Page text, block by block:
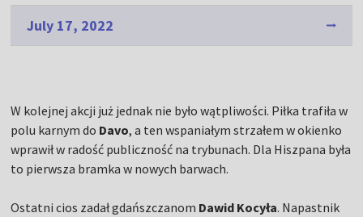
July 17, 2022
W kolejnej akcji już jednak nie było wątpliwości. Piłka trafiła w
polu karnym do Davo, a ten wspaniałym strzałem w okienko
wprawił w radość publiczność na trybunach. Dla Hiszpana była
to pierwsza bramka w nowych barwach.
Ostatni cios zadał gdańszczanom Dawid Kocyła. Napastnik